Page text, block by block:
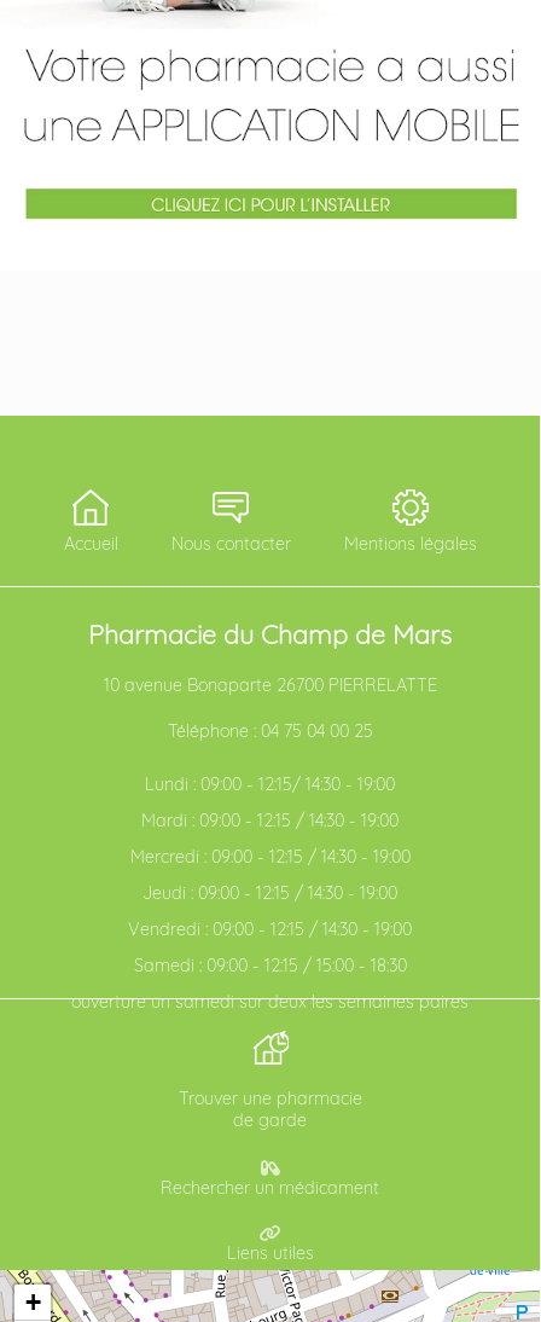
Accueil Nous contacter Mentions légales
Pharmacie du Champ de Mars
10 avenue Bonaparte 26700 PIERRELATTE
Téléphone : 04 75 04 00 25
Lundi : 09:00 - 12:15/ 14:30 - 19:00
Mardi : 09:00 - 12:15 / 14:30 - 19:00
Mercredi : 09:00 - 12:15 / 14:30 - 19:00
Jeudi : 09:00 - 12:15 / 14:30 - 19:00
Vendredi : 09:00 - 12:15 / 14:30 - 19:00
Samedi : 09:00 - 12:15 / 15:00 - 18:30
ouverture un samedi sur deux les semaines paires
Trouver une pharmacie
de garde
Rechercher un médicament
Liens utiles
+